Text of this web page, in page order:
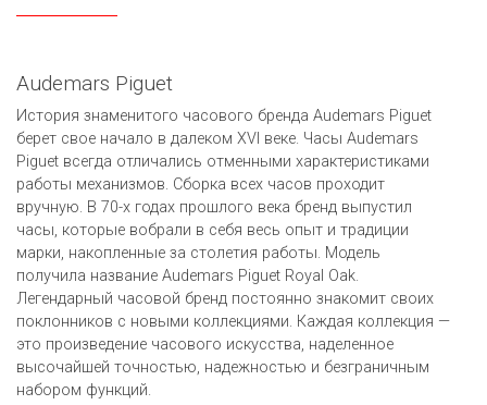
Audemars Piguet
История знаменитого часового бренда Audemars Piguet
берет свое начало в далеком XVI веке. Часы Audemars
Piguet всегда отличались отменными характеристиками
работы механизмов. Сборка всех часов проходит
вручную. В 70-х годах прошлого века бренд выпустил
часы, которые вобрали в себя весь опыт и традиции
марки, накопленные за столетия работы. Модель
получила название Audemars Piguet Royal Oak.
Легендарный часовой бренд постоянно знакомит своих
поклонников с новыми коллекциями. Каждая коллекция —
это произведение часового искусства, наделенное
высочайшей точностью, надежностью и безграничным
набором функций.